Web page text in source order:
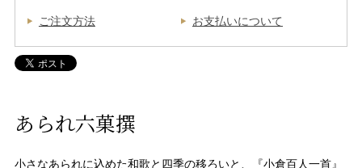
ご注文方法 お支払いについて
あられ六菓撰
小さなあられに込めた和歌と四季の移ろいと、『小倉百人一首』